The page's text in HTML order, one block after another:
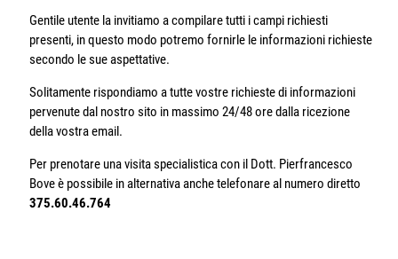
Gentile utente la invitiamo a compilare tutti i campi richiesti
presenti, in questo modo potremo fornirle le informazioni richieste
secondo le sue aspettative.
Solitamente rispondiamo a tutte vostre richieste di informazioni
pervenute dal nostro sito in massimo 24/48 ore dalla ricezione
della vostra email.
Per prenotare una visita specialistica con il Dott. Pierfrancesco
Bove è possibile in alternativa anche telefonare al numero diretto
375.60.46.764